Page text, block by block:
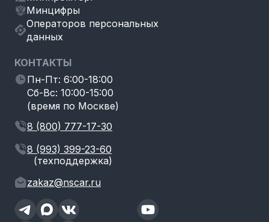
Минцифры
Операторов персональных
данных
КОНТАКТЫ
Пн-Пт: 6:00-18:00
Сб-Вс: 10:00-15:00
(время по Москве)
8 (800) 777-17-30
8 (993) 399-23-60
(техподдержка)
zakaz@nscar.ru